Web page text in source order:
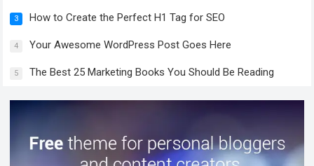
3 How to Create the Perfect H1 Tag for SEO
4 Your Awesome WordPress Post Goes Here
5 The Best 25 Marketing Books You Should Be Reading